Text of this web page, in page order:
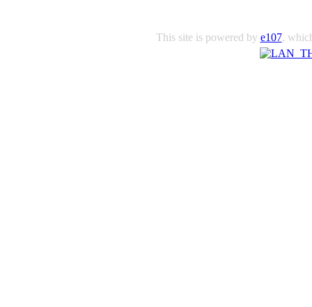
This site is powered by e107,